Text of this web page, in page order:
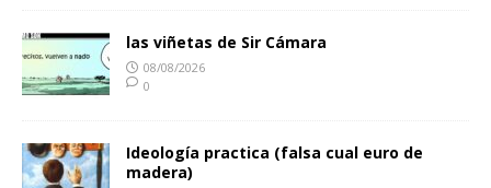
las viñetas de Sir Cámara
08/08/2026
0
Ideología practica (falsa cual euro de
madera)